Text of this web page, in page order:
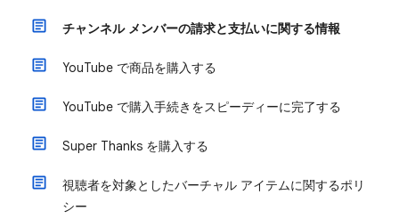
チャンネル メンバーの請求と支払いに関する情報
YouTube で商品を購入する
YouTube で購入手続きをスピーディーに完了する
Super Thanks を購入する
視聴者を対象としたバーチャル アイテムに関するポリ
シー